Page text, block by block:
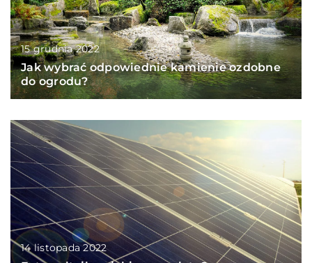
15 grudnia 2022
Jak wybrać odpowiednie kamienie ozdobne
do ogrodu?
14 listopada 2022